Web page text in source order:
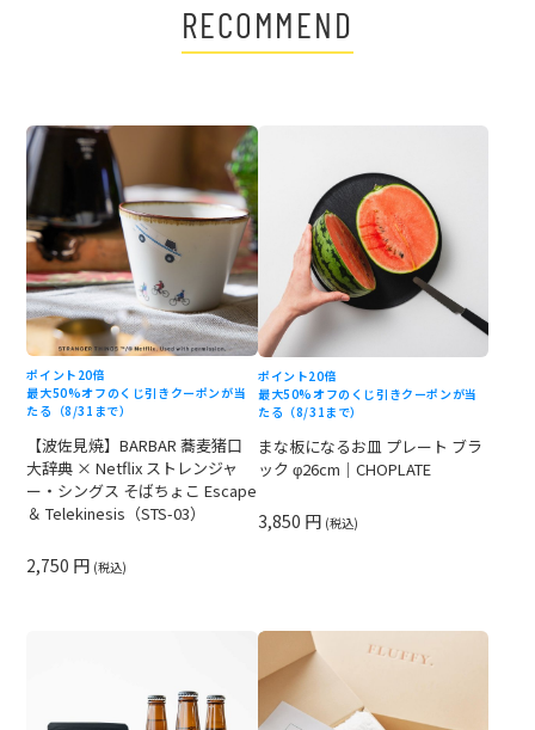
RECOMMEND
ポイント20倍
最大50%オフのくじ引きクーポンが当
たる（8/31まで）
【波佐見焼】BARBAR 蕎麦猪口
大辞典 × Netflix ストレンジャ
ー・シングス そばちょこ Escape
＆ Telekinesis（STS-03）
2,750 円 (税込)
ポイント20倍
最大50%オフのくじ引きクーポンが当
たる（8/31まで）
まな板になるお皿 プレート ブラ
ック φ26cm｜CHOPLATE
3,850 円 (税込)